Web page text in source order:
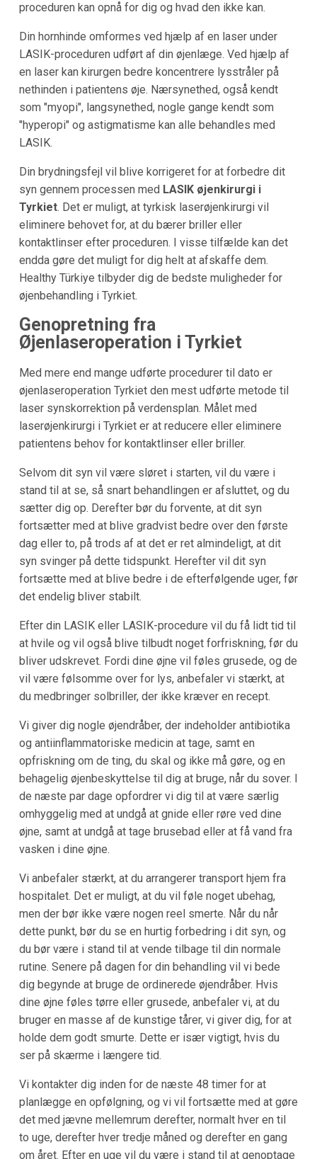
proceduren kan opnå for dig og hvad den ikke kan.
Din hornhinde omformes ved hjælp af en laser under
LASIK-proceduren udført af din øjenlæge. Ved hjælp af
en laser kan kirurgen bedre koncentrere lysstråler på
nethinden i patientens øje. Nærsynethed, også kendt
som "myopi", langsynethed, nogle gange kendt som
"hyperopi" og astigmatisme kan alle behandles med
LASIK.
Din brydningsfejl vil blive korrigeret for at forbedre dit
syn gennem processen med LASIK øjenkirurgi i
Tyrkiet. Det er muligt, at tyrkisk laserøjenkirurgi vil
eliminere behovet for, at du bærer briller eller
kontaktlinser efter proceduren. I visse tilfælde kan det
endda gøre det muligt for dig helt at afskaffe dem.
Healthy Türkiye tilbyder dig de bedste muligheder for
øjenbehandling i Tyrkiet.
Genopretning fra
Øjenlaseroperation i Tyrkiet
Med mere end mange udførte procedurer til dato er
øjenlaseroperation Tyrkiet den mest udførte metode til
laser synskorrektion på verdensplan. Målet med
laserøjenkirurgi i Tyrkiet er at reducere eller eliminere
patientens behov for kontaktlinser eller briller.
Selvom dit syn vil være sløret i starten, vil du være i
stand til at se, så snart behandlingen er afsluttet, og du
sætter dig op. Derefter bør du forvente, at dit syn
fortsætter med at blive gradvist bedre over den første
dag eller to, på trods af at det er ret almindeligt, at dit
syn svinger på dette tidspunkt. Herefter vil dit syn
fortsætte med at blive bedre i de efterfølgende uger, før
det endelig bliver stabilt.
Efter din LASIK eller LASIK-procedure vil du få lidt tid til
at hvile og vil også blive tilbudt noget forfriskning, før du
bliver udskrevet. Fordi dine øjne vil føles grusede, og de
vil være følsomme over for lys, anbefaler vi stærkt, at
du medbringer solbriller, der ikke kræver en recept.
Vi giver dig nogle øjendråber, der indeholder antibiotika
og antiinflammatoriske medicin at tage, samt en
opfriskning om de ting, du skal og ikke må gøre, og en
behagelig øjenbeskyttelse til dig at bruge, når du sover. I
de næste par dage opfordrer vi dig til at være særlig
omhyggelig med at undgå at gnide eller røre ved dine
øjne, samt at undgå at tage brusebad eller at få vand fra
vasken i dine øjne.
Vi anbefaler stærkt, at du arrangerer transport hjem fra
hospitalet. Det er muligt, at du vil føle noget ubehag,
men der bør ikke være nogen reel smerte. Når du når
dette punkt, bør du se en hurtig forbedring i dit syn, og
du bør være i stand til at vende tilbage til din normale
rutine. Senere på dagen for din behandling vil vi bede
dig begynde at bruge de ordinerede øjendråber. Hvis
dine øjne føles tørre eller grusede, anbefaler vi, at du
bruger en masse af de kunstige tårer, vi giver dig, for at
holde dem godt smurte. Dette er især vigtigt, hvis du
ser på skærme i længere tid.
Vi kontakter dig inden for de næste 48 timer for at
planlægge en opfølgning, og vi vil fortsætte med at gøre
det med jævne mellemrum derefter, normalt hver en til
to uge, derefter hver tredje måned og derefter en gang
om året. Efter en uge vil du være i stand til at genoptage